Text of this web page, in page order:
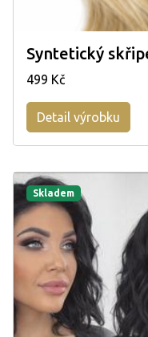
Syntetický
499 Kč
Detail výrobku
Skladem